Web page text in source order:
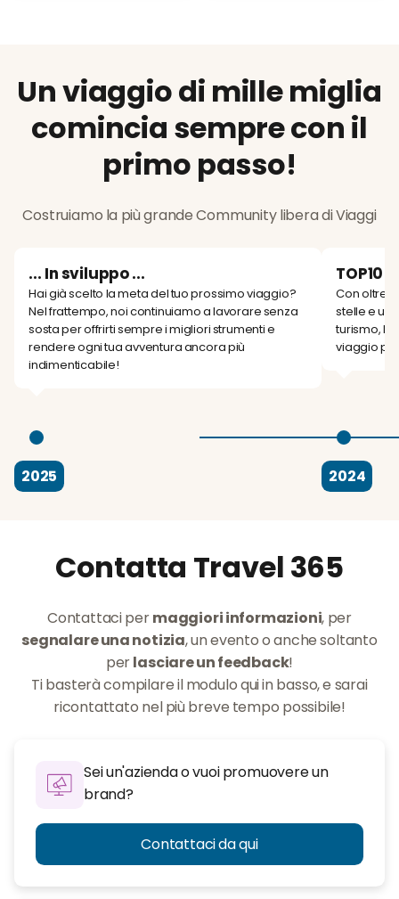
Un viaggio di mille miglia
comincia sempre con il
primo passo!
Costruiamo la più grande Community libera di Viaggi
... In sviluppo ...
Hai già scelto la meta del tuo prossimo viaggio?
Nel frattempo, noi continuiamo a lavorare senza
sosta per offrirti sempre i migliori strumenti e
rendere ogni tua avventura ancora più
indimenticabile!
2025
TOP10
Con oltre
stelle e
turismo, la
viaggio
2024
Contatta Travel 365
Contattaci permaggiori informazioni, per
segnalare una notizia, un evento o anche soltanto
perlasciare un feedback!
Ti basterà compilare il modulo qui in basso, e sarai
ricontattato nel più breve tempo possibile!
Sei un'azienda o vuoi promuovere un
brand?
Contattaci da qui